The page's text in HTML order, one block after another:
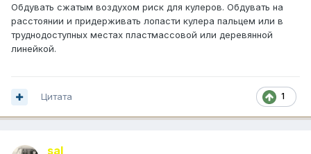
Обдувать сжатым воздухом риск для кулеров. Обдувать на
расстоянии и придерживать лопасти кулера пальцем или в
труднодоступных местах пластмассовой или деревянной
линейкой.
1
Цитата
saI